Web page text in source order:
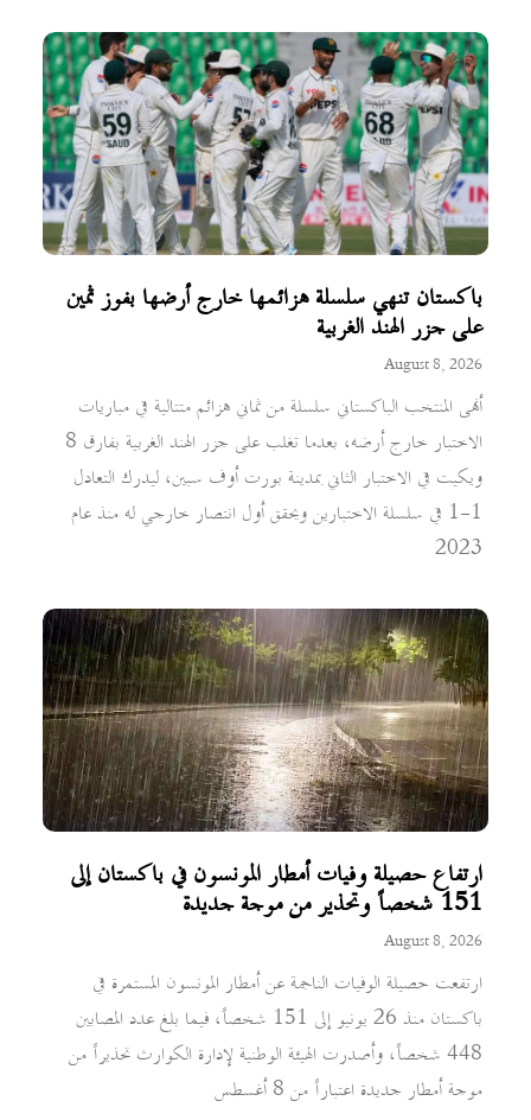
باكستان تنهي سلسلة هزائمها خارج أرضها بفوز ثمين
على جزر الهند الغربية
August 8, 2026
أنهى المنتخب الباكستاني سلسلة من ثماني هزائم متتالية في مباريات
الاختبار خارج أرضه، بعدما تغلب على جزر الهند الغربية بفارق 8
ويكيت في الاختبار الثاني بمدينة بورت أوف سبين، ليدرك التعادل
1-1 في سلسلة الاختبارين ويحقق أول انتصار خارجي له منذ عام
2023
ارتفاع حصيلة وفيات أمطار المونسون في باكستان إلى
151 شخصاً وتحذير من موجة جديدة
August 8, 2026
ارتفعت حصيلة الوفيات الناجمة عن أمطار المونسون المستمرة في
باكستان منذ 26 يونيو إلى 151 شخصاً، فيما بلغ عدد المصابين
448 شخصاً، وأصدرت الهيئة الوطنية لإدارة الكوارث تحذيراً من
موجة أمطار جديدة اعتباراً من 8 أغسطس